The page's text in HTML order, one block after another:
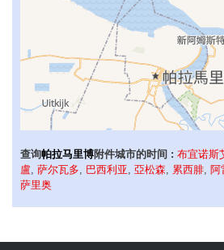
查询帕拉马里博附件城市的时间 : 布宜诺斯
盧, 萨尔瓦多, 巴西利亚, 亞松森, 累西腓, 阿
萨里奥